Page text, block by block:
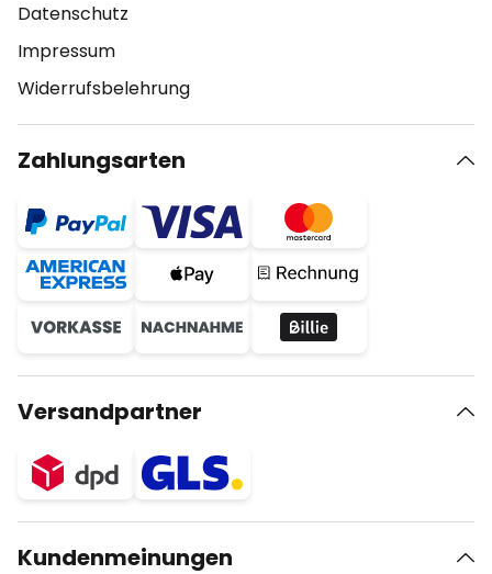
Datenschutz
Impressum
Widerrufsbelehrung
Zahlungsarten
Versandpartner
Kundenmeinungen